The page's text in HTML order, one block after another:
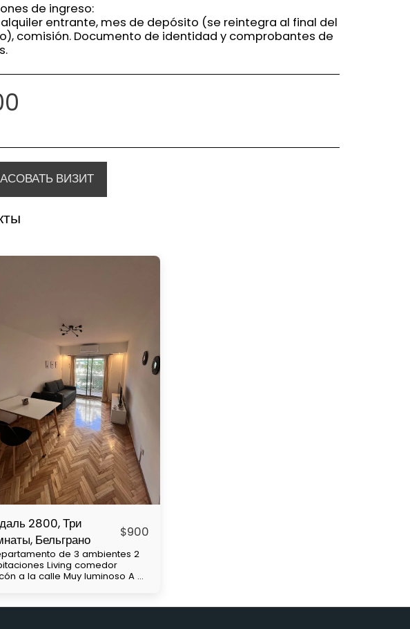
de ingreso:
entrante, mes de depósito (se reintegra al final del
comisión. Documento de identidad y comprobantes de
ВИЗИТ
2800, Три
Бельграно
$900
de 3 ambientes 2
Living comedor
a la calle Muy luminoso A 4
(subte línea D y